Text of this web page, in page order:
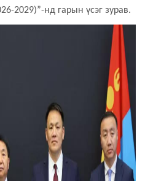
2029)”-нд гарын үсэг зурав.